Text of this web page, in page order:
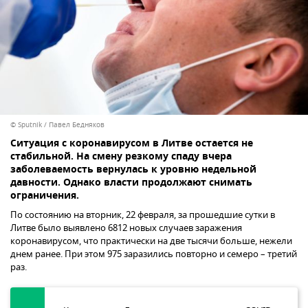
© Sputnik / Павел Бедняков
Ситуация с коронавирусом в Литве остается не
стабильной. На смену резкому спаду вчера
заболеваемость вернулась к уровню недельной
давности. Однако власти продолжают снимать
ограничения.
По состоянию на вторник, 22 февраля, за прошедшие сутки в
Литве было выявлено 6812 новых случаев заражения
коронавирусом, что практически на две тысячи больше, нежели
днем ранее. При этом 975 заразились повторно и семеро – третий
раз.